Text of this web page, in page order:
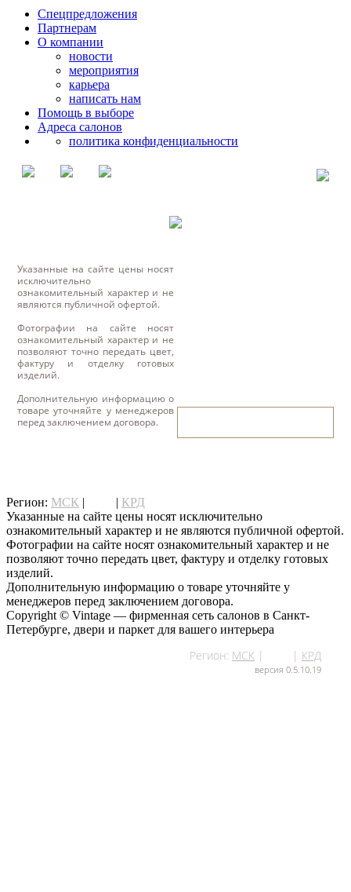
Спецпредложения
Партнерам
О компании
новости
мероприятия
карьера
написать нам
Помощь в выборе
Адреса салонов
политика конфиденциальности
Указанные на сайте цены носят
исключительно
ознакомительный характер и не
являются публичной офертой.
Фотографии на сайте носят
ознакомительный характер и не
позволяют точно передать цвет,
фактуру и отделку готовых
изделий.
Дополнительную информацию о
товаре уточняйте у менеджеров
перед заключением договора.
Регион: МСК | | КРД
Указанные на сайте цены носят исключительно
ознакомительный характер и не являются публичной офертой.
Фотографии на сайте носят ознакомительный характер и не
позволяют точно передать цвет, фактуру и отделку готовых
изделий.
Дополнительную информацию о товаре уточняйте у
менеджеров перед заключением договора.
Copyright © Vintage — фирменная сеть салонов в Санкт-
Петербурге, двери и паркет для вашего интерьера
Регион: МСК | | КРД
версия 0.5.10.19